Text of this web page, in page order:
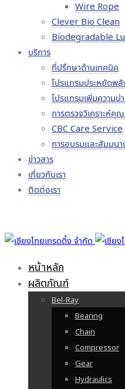
Wire Rope
Clever Bio Clean
Biodegradable
บริการ
ที่ปรึกษาด้านเทคนิค
โปรแกรมประหยัดพ
โปรแกรมเพิ่มความน่
การตรวจวิเคราะห์
CBC Care Service
การอบรมและสัมมนา
ข่าวสาร
เกี่ยวกับเรา
ติดต่อเรา
หน้าหลัก
ผลิตภัณฑ์
Bel-Ray
Bearing
Chain
Compressor
Gear
Hydraulics